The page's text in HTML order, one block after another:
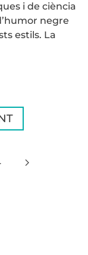
i de ciència
negre
estils. La